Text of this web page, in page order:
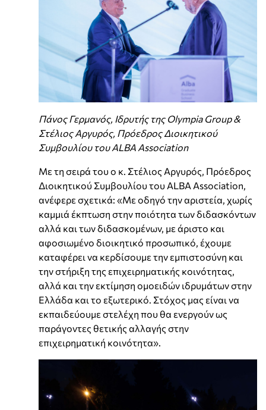
Πάνος Γερμανός, Ιδρυτής της Olympia Group &
Στέλιος Αργυρός, Πρόεδρος Διοικητικού
Συμβουλίου του ALBA Association
Με τη σειρά του ο κ. Στέλιος Αργυρός, Πρόεδρος
Διοικητικού Συμβουλίου του ALBA Association,
ανέφερε σχετικά: «Με οδηγό την αριστεία, χωρίς
καμμιά έκπτωση στην ποιότητα των διδασκόντων
αλλά και των διδασκομένων, με άριστο και
αφοσιωμένο διοικητικό προσωπικό, έχουμε
καταφέρει να κερδίσουμε την εμπιστοσύνη και
την στήριξη της επιχειρηματικής κοινότητας,
αλλά και την εκτίμηση ομοειδών ιδρυμάτων στην
Ελλάδα και το εξωτερικό. Στόχος μας είναι να
εκπαιδεύουμε στελέχη που θα ενεργούν ως
παράγοντες θετικής αλλαγής στην
επιχειρηματική κοινότητα».